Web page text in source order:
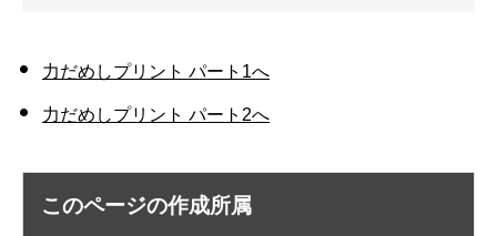
力だめしプリント パート1へ
力だめしプリント パート2へ
このページの作成所属